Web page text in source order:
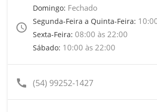
access_time
Domingo: Fechado
Segunda-Feira a Quinta-Feira:
Sexta-Feira: 08:00 às 22:00
Sábado: 10:00 às 22:00
call (54) 99252-1427